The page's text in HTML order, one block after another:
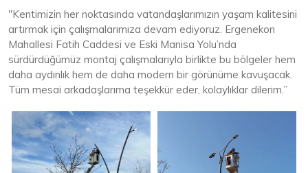
"Kentimizin her noktasında vatandaşlarımızın yaşam kalitesini
artırmak için çalışmalarımıza devam ediyoruz. Ergenekon
Mahallesi Fatih Caddesi ve Eski Manisa Yolu’nda
sürdürdüğümüz montaj çalışmalarıyla birlikte bu bölgeler hem
daha aydınlık hem de daha modern bir görünüme kavuşacak.
Tüm mesai arkadaşlarıma teşekkür eder, kolaylıklar dilerim.”